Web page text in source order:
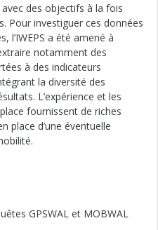
des objectifs à la fois
Pour investiguer ces données
l’IWEPS a été amené à
notamment des
à des indicateurs
la diversité des
L’expérience et les
fournissent de riches
place d’une éventuelle
GPSWAL et MOBWAL